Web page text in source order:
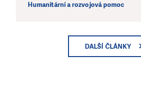
Humanitární a rozvojová pomoc
DALŠÍ ČLÁNKY